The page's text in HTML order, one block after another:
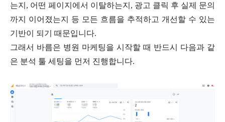
는지, 어떤 페이지에서 이탈하는지, 광고 클릭 후 실제 문의
까지 이어졌는지 등 모든 흐름을 추적하고 개선할 수 있는
기반이 되기 때문입니다.
그래서 바름은 병원 마케팅을 시작할 때 반드시 다음과 같
은 분석 툴 세팅을 먼저 진행합니다.